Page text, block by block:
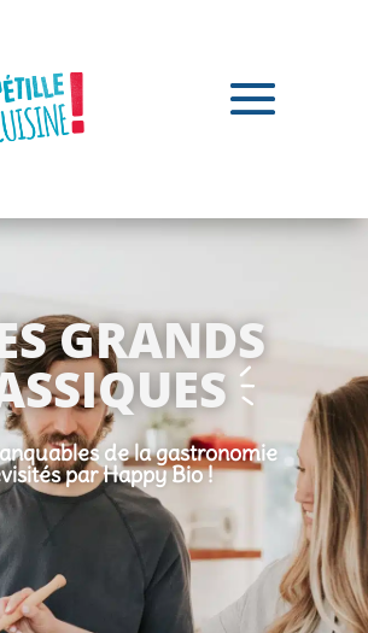
GRANDS
de la gastronomie
par Happy Bio !